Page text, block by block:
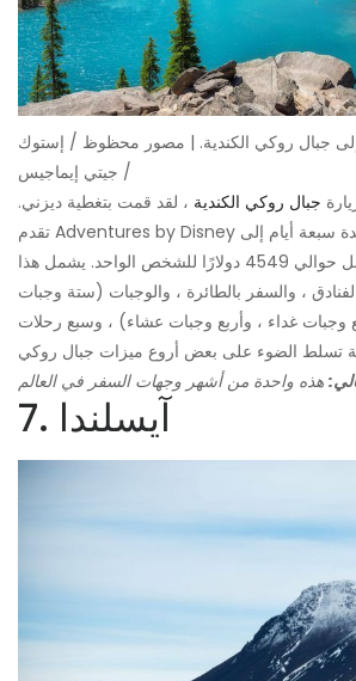
إلى جبال روكي الكندية. | مصور محظوظ / إستوك
/ جيتي إيماجيس
جبال روكي الكندية ، لقد قمت بتغطية ديزني.
تقدم Adventures by Disney حزمة إجازة شاملة لمدة سبعة أيام إلى
جبال روكي الكندية مقابل حوالي 4549 دولارًا للشخص الواحد. يشمل هذا
، والسفر بالطائرة ، والوجبات (ستة وجبات
وجبات غداء ، وأربع وجبات عشاء) ، وسبع رحلات
7. آيسلندا